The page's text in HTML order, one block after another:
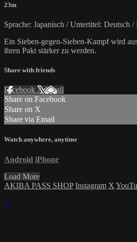
23m
Sprache: Japanisch / Untertitel: Deutsch
Ein Sieben-gegen-Sieben-Kampf wird
ihren Pakt stärker zu werden.
Share with friends
Facebook XEmail
Share on Facebook
Share on X
Share via Email
Watch anywhere, anytime
Android iPhone
Load More
AKIBA PASS SHOP Instagram X
×